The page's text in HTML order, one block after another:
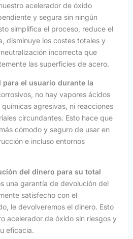
acelerador de óxido
y segura sin ningún
simplifica el proceso, reduce el
disminuye los costes totales y
incorrecta que
las superficies de acero.
para el usuario durante la
no hay vapores ácidos
agresivas, ni reacciones
circundantes. Esto hace que
cómodo y seguro de usar en
e incluso entornos
del dinero para su total
una garantía de devolución del
satisfecho con el
le devolveremos el dinero. Esto
acelerador de óxido sin riesgos y
eficacia.